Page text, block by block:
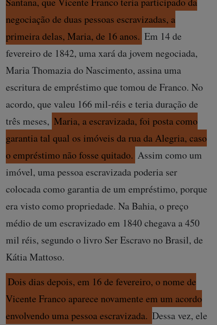
negociação de duas pessoas escravizadas, a
primeira delas, Maria, de 16 anos. Em 14 de
fevereiro de 1842, uma xará da jovem negociada,
Maria Thomazia do Nascimento, assina uma
escritura de empréstimo que tomou de Franco. No
acordo, que valeu 166 mil-réis e teria duração de
três meses, Maria, a escravizada, foi posta como
garantia tal qual os imóveis da rua da Alegria, caso
o empréstimo não fosse quitado. Assim como um
imóvel, uma pessoa escravizada poderia ser
colocada como garantia de um empréstimo, porque
era visto como propriedade. Na Bahia, o preço
médio de um escravizado em 1840 chegava a 450
mil réis, segundo o livro Ser Escravo no Brasil, de
Kátia Mattoso.
Dois dias depois, em 16 de fevereiro, o nome de
Vicente Franco aparece novamente em um acordo
envolvendo uma pessoa escravizada. Dessa vez, ele